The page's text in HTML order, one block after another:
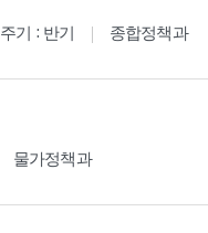
주기 : 반기 종합정책과
물가정책과